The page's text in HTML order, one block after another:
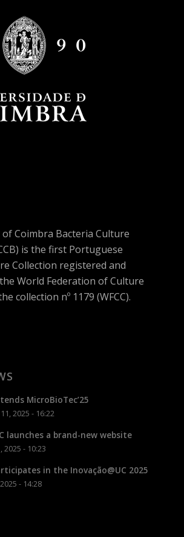
Coimbra Bacteria Culture
is the first Portuguese
Collection registered and
World Federation of Culture
collection nº 1179 (WFCC).
MicroBioTec’25
2025 - 16:22
launches a brand-new website
2025 - 10:23
in the Inovação@UC 2025
- 14:28